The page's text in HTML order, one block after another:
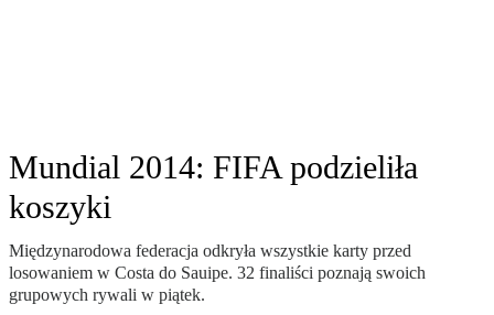
Mundial 2014: FIFA podzieliła
koszyki
Międzynarodowa federacja odkryła wszystkie karty przed
losowaniem w Costa do Sauipe. 32 finaliści poznają swoich
grupowych rywali w piątek.